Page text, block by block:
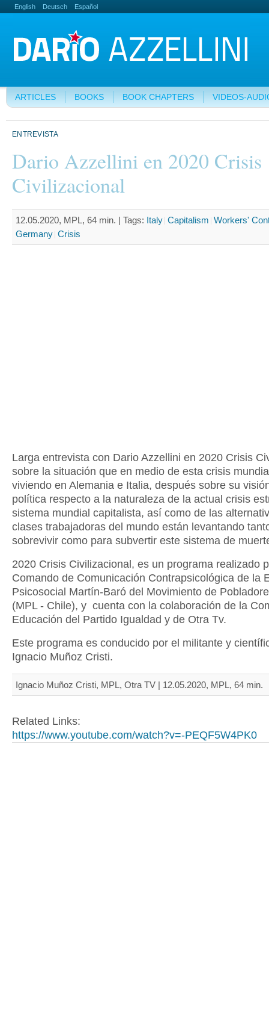
English Deutsch Español
ARTICLES BOOKS BOOK CHAPTERS VIDEOS-
ENTREVISTA
Dario Azzellini en 2020 Crisis
Civilizacional
12.05.2020, MPL, 64 min. | Tags: Italy Capitalism Workers'
Germany Crisis
Larga entrevista con Dario Azzellini en 2020 Crisis
sobre la situación que en medio de esta crisis
viviendo en Alemania e Italia, después sobre su
política respecto a la naturaleza de la actual crisis
sistema mundial capitalista, así como de las
clases trabajadoras del mundo están levantando
sobrevivir como para subvertir este sistema de
2020 Crisis Civilizacional, es un programa realizado
Comando de Comunicación Contrapsicológica de la
Psicosocial Martín-Baró del Movimiento de
(MPL - Chile), y cuenta con la colaboración de la
Educación del Partido Igualdad y de Otra Tv.
Este programa es conducido por el militante y
Ignacio Muñoz Cristi.
Ignacio Muñoz Cristi, MPL, Otra TV | 12.05.2020, MPL, 64 min.
Related Links:
https://www.youtube.com/watch?v=-PEQF5W4PK0